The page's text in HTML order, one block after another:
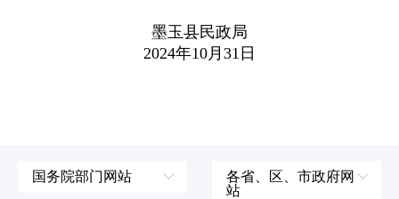
墨玉县民政局
2024年10月31日
国务院部门网站
各省、区、市政府网
站